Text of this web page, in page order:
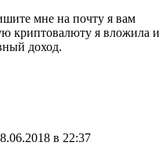
мне на почту я вам
криптовалюту я вложила и
доход.
в 22:37